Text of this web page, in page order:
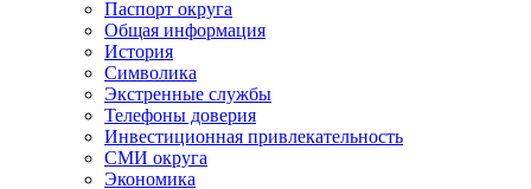
Паспорт округа
Общая информация
История
Символика
Экстренные службы
Телефоны доверия
Инвестиционная привлекательность
СМИ округа
Экономика